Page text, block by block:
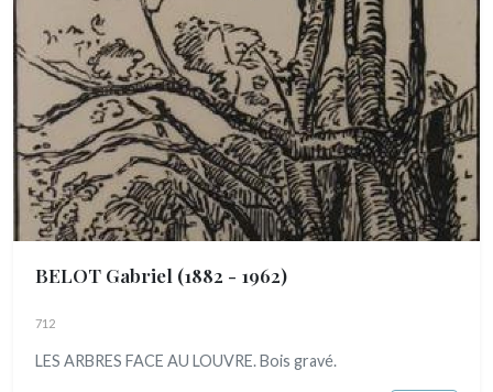
BELOT Gabriel (1882 - 1962)
712
LES ARBRES FACE AU LOUVRE. Bois gravé.